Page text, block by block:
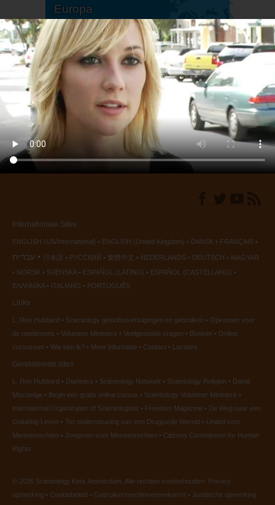
Europa
Zuid-Amerika
Noord-Amerika
Internationale Sites
ENGLISH (US/International) ENGLISH (United Kingdom) DANSK FRANÇAIS
עברית 日本語 РУССКИЙ 繁體中文 NEDERLANDS DEUTSCH
MAGYAR
NORSK
SVENSKA ESPAÑOL (LATINO)
ESPAÑOL (CASTELLANO)
ΕΛΛΗΝΙΚA
ITALIANO PORTUGUÊS
Links
L. Ron Hubbard Scientology geloofsovertuigingen en gebruiken
Opkomen voor
de medemens
Volunteer Ministers Veelgestelde vragen Boeken
Online
cursussen
Wie ben ik? Meer informatie Contact Locaties
Gerelateerde sites
L. Ron Hubbard Dianetics Scientology Network Scientology Religion
David
Miscavige
Begin een gratis online cursus
Scientology Volunteer Ministers
International Organization of Scientologists
Freedom Magazine
De Weg naar een
Gelukkig Leven
Ter ondersteuning van een Drugsvrije Wereld
United voor
Mensenrechten
Jongeren voor Mensenrechten
Citizens Commission for Human
Rights
© 2026 Scientology Kerk Amsterdam. Alle rechten voorbehouden. Privacy
opmerking • Cookiebeleid • Gebruikersrechtovereenkomst • Juridische opmerking